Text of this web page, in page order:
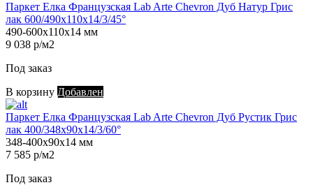
Паркет Елка Французская Lab Arte Chevron Дуб Натур Грис
лак 600/490х110х14/3/45°
490-600х110х14 мм
9 038 р/м2
Под заказ
В корзину Добавлен
Паркет Елка Французская Lab Arte Chevron Дуб Рустик Грис
лак 400/348х90х14/3/60°
348-400х90х14 мм
7 585 р/м2
Под заказ